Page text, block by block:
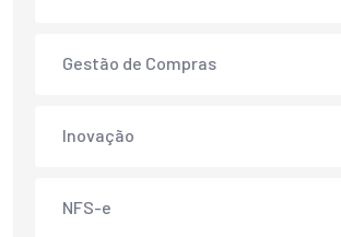
Gestão de Compras
Inovação
NFS-e